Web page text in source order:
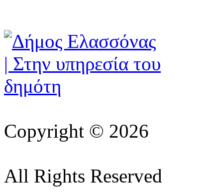
Copyright © 2026
All Rights Reserved